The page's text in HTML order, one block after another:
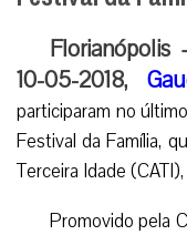
Florianópolis
10-05-2018,
participaram no
Festival da Família,
Terceira Idade
Promovido pela